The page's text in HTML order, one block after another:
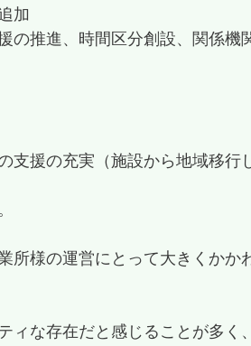
加
の推進、時間区分創設、関係機
支援の充実（施設から地域移行
所様の運営にとって大きくかか
ィな存在だと感じることが多く